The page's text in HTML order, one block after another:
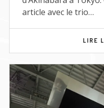
article avec le trio…
LIRE